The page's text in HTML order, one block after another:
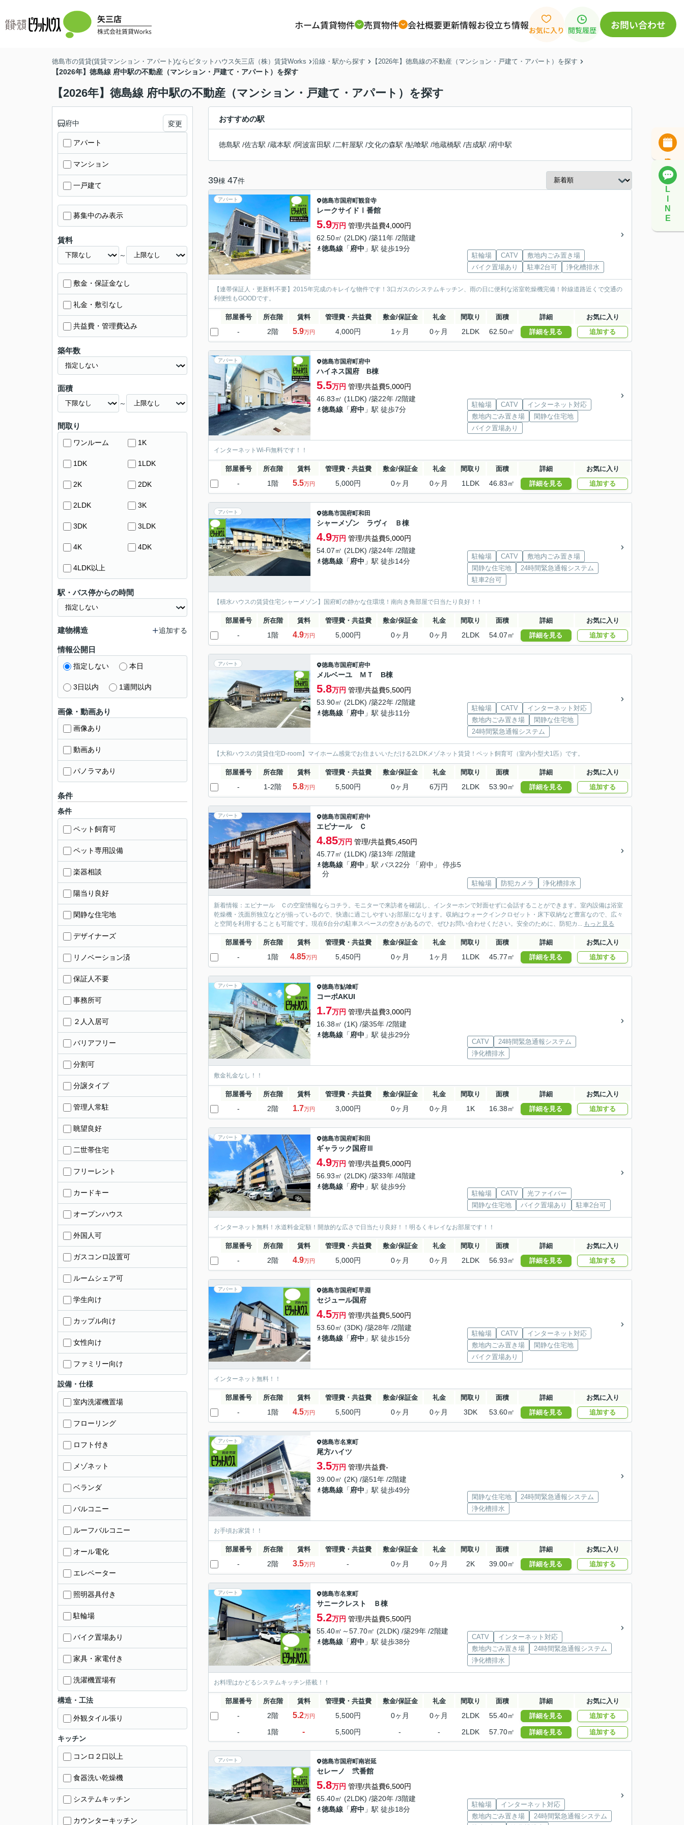
ホーム賃貸物件 売買物件 会社概要更新情報お役立ち情報お気に入り 閲覧履歴 お問い合わせ
L
N
E
徳島市の賃貸(賃貸マンション・アパート)ならピタットハウス矢三店（株）賃貸Works 沿線・駅から探す 【2026年】徳島線の不動産（マンション・戸建て・アパート）を探す
【2026年】徳島線 府中駅の不動産（マンション・戸建て・アパート）を探す
【2026年】徳島線 府中駅の不動産（マンション・戸建て・アパート）を探す
おすすめの駅
徳島駅 /佐古駅 /蔵本駅 /阿波富田駅 /二軒屋駅 /文化の森駅 /鮎喰駅 /地蔵橋駅 /吉成駅 /府中駅
39棟 47件
アパート 徳島市国府町観音寺
レークサイドⅠ番館
5.9万円 管理/共益費4,000円
62.50㎡ (2LDK) /築11年 /2階建
徳島線 「府中 」駅 徒歩19分
駐輪場 CATV
敷地内ごみ置き場
バイク置場あり
駐車2台可 浄化槽排水
【連帯保証人・更新料不要】2015年完成のキレイな物件です！3口ガスのシステムキッチン、雨の日に便利な浴室乾燥機完備！幹線道路近くで交通の
利便性もGOODです。
部屋番号 所在階 賃料 管理費・共益費 敷金/保証金 礼金 間取り 面積 詳細 お気に入り
- 2階 5.9万円 4,000円 1ヶ月 0ヶ月 2LDK 62.50㎡ 詳細を見る 追加する
アパート 徳島市国府町府中
ハイネス国府 B棟
5.5万円 管理/共益費5,000円
46.83㎡ (1LDK) /築22年 /2階建
徳島線 「府中 」駅 徒歩7分
駐輪場 CATV
インターネット対応
敷地内ごみ置き場
閑静な住宅地
バイク置場あり
インターネットWi-Fi無料です！！
部屋番号 所在階 賃料 管理費・共益費 敷金/保証金 礼金 間取り 面積 詳細 お気に入り
- 1階 5.5万円 5,000円 0ヶ月 0ヶ月 1LDK 46.83㎡ 詳細を見る 追加する
アパート 徳島市国府町和田
シャーメゾン ラヴィ Ｂ棟
4.9万円 管理/共益費5,000円
54.07㎡ (2LDK) /築24年 /2階建
徳島線 「府中 」駅 徒歩14分
駐輪場 CATV
敷地内ごみ置き場
閑静な住宅地
24時間緊急通報システム
駐車2台可
【積水ハウスの賃貸住宅シャーメゾン】国府町の静かな住環境！南向き角部屋で日当たり良好！！
部屋番号 所在階 賃料 管理費・共益費 敷金/保証金 礼金 間取り 面積 詳細 お気に入り
- 1階 4.9万円 5,000円 0ヶ月 0ヶ月 2LDK 54.07㎡ 詳細を見る 追加する
アパート 徳島市国府町府中
メルベーユ ＭＴ B棟
5.8万円 管理/共益費5,500円
53.90㎡ (2LDK) /築22年 /2階建
徳島線 「府中 」駅 徒歩11分
駐輪場 CATV
インターネット対応
敷地内ごみ置き場
閑静な住宅地
24時間緊急通報システム
【大和ハウスの賃貸住宅D-room】マイホーム感覚でお住まいいただける2LDKメゾネット賃貸！ペット飼育可（室内小型犬1匹）です。
部屋番号 所在階 賃料 管理費・共益費 敷金/保証金 礼金 間取り 面積 詳細 お気に入り
- 1-2階 5.8万円 5,500円 0ヶ月 6万円 2LDK 53.90㎡ 詳細を見る 追加する
アパート 徳島市国府町府中
エピナール Ｃ
4.85万円 管理/共益費5,450円
45.77㎡ (1LDK) /築13年 /2階建
徳島線 「府中 」駅 バス22分 「府中」 停歩5
分
駐輪場 防犯カメラ 浄化槽排水
新着情報：エピナール Ｃの空室情報ならコチラ。モニターで来訪者を確認し、インターホンで対面せずに会話することができます。室内設備は浴室
乾燥機・洗面所独立などが揃っているので、快適に過ごしやすいお部屋になります。収納はウォークインクロゼット・床下収納など豊富なので、広々
と空間を利用することも可能です。現在6台分の駐車スペースの空きがあるので、ぜひお問い合わせください。安全のために、防犯カ... もっと見る
部屋番号 所在階 賃料 管理費・共益費 敷金/保証金 礼金 間取り 面積 詳細 お気に入り
- 1階 4.85万円 5,450円 0ヶ月 1ヶ月 1LDK 45.77㎡ 詳細を見る 追加する
アパート 徳島市鮎喰町
コーポAKUI
1.7万円 管理/共益費3,000円
16.38㎡ (1K) /築35年 /2階建
徳島線 「府中 」駅 徒歩29分
CATV
24時間緊急通報システム
浄化槽排水
敷金礼金なし！！
部屋番号 所在階 賃料 管理費・共益費 敷金/保証金 礼金 間取り 面積 詳細 お気に入り
- 2階 1.7万円 3,000円 0ヶ月 0ヶ月 1K 16.38㎡ 詳細を見る 追加する
アパート 徳島市国府町和田
ギャラック国府Ⅲ
4.9万円 管理/共益費5,000円
56.93㎡ (2LDK) /築33年 /4階建
徳島線 「府中 」駅 徒歩9分
駐輪場 CATV
光ファイバー
閑静な住宅地
バイク置場あり 駐車2台可
インターネット無料！水道料金定額！開放的な広さで日当たり良好！！明るくキレイなお部屋です！！
部屋番号 所在階 賃料 管理費・共益費 敷金/保証金 礼金 間取り 面積 詳細 お気に入り
- 2階 4.9万円 5,000円 0ヶ月 0ヶ月 2LDK 56.93㎡ 詳細を見る 追加する
アパート 徳島市国府町早淵
セジュール国府
4.5万円 管理/共益費5,500円
53.60㎡ (3DK) /築28年 /2階建
徳島線 「府中 」駅 徒歩15分
駐輪場 CATV
インターネット対応
敷地内ごみ置き場
閑静な住宅地
バイク置場あり
インターネット無料！！
部屋番号 所在階 賃料 管理費・共益費 敷金/保証金 礼金 間取り 面積 詳細 お気に入り
- 1階 4.5万円 5,500円 0ヶ月 0ヶ月 3DK 53.60㎡ 詳細を見る 追加する
アパート 徳島市名東町
尾方ハイツ
3.5万円 管理/共益費-
39.00㎡ (2K) /築51年 /2階建
徳島線 「府中 」駅 徒歩49分
閑静な住宅地
24時間緊急通報システム
浄化槽排水
お手頃お家賃！！
部屋番号 所在階 賃料 管理費・共益費 敷金/保証金 礼金 間取り 面積 詳細 お気に入り
- 2階 3.5万円 - 0ヶ月 0ヶ月 2K 39.00㎡ 詳細を見る 追加する
アパート 徳島市名東町
サニークレスト Ｂ棟
5.2万円 管理/共益費5,500円
55.40㎡～57.70㎡ (2LDK) /築29年 /2階建
徳島線 「府中 」駅 徒歩38分
CATV
インターネット対応
敷地内ごみ置き場
24時間緊急通報システム
浄化槽排水
お料理はかどるシステムキッチン搭載！！
部屋番号 所在階 賃料 管理費・共益費 敷金/保証金 礼金 間取り 面積 詳細 お気に入り
- 2階 5.2万円 5,500円 0ヶ月 0ヶ月 2LDK 55.40㎡ 詳細を見る 追加する
- 1階 - 5,500円 - - 2LDK 57.70㎡ 詳細を見る 追加する
アパート 徳島市国府町南岩延
セレーノ 弐番館
5.8万円 管理/共益費6,500円
65.40㎡ (2LDK) /築20年 /3階建
徳島線 「府中 」駅 徒歩18分
駐輪場
インターネット対応
敷地内ごみ置き場
24時間緊急通報システム
府中 変更
アパート
マンション
一戸建て
募集中のみ表示
賃料
～
敷金・保証金なし
礼金・敷引なし
共益費・管理費込み
築年数
面積
～
間取り
ワンルーム 1K
1DK 1LDK
2K 2DK
2LDK 3K
3DK 3LDK
4K 4DK
4LDK以上
駅・バス停からの時間
建物構造 追加する
情報公開日
指定しない 本日
3日以内 1週間以内
画像・動画あり
画像あり
動画あり
パノラマあり
条件
条件
ペット飼育可
ペット専用設備
楽器相談
陽当り良好
閑静な住宅地
デザイナーズ
リノベーション済
保証人不要
事務所可
２人入居可
バリアフリー
分割可
分譲タイプ
管理人常駐
眺望良好
二世帯住宅
フリーレント
カードキー
オープンハウス
外国人可
ガスコンロ設置可
ルームシェア可
学生向け
カップル向け
女性向け
ファミリー向け
設備・仕様
室内洗濯機置場
フローリング
ロフト付き
メゾネット
ベランダ
バルコニー
ルーフバルコニー
オール電化
エレベーター
照明器具付き
駐輪場
バイク置場あり
家具・家電付き
洗濯機置場有
構造・工法
外観タイル張り
キッチン
コンロ２口以上
食器洗い乾燥機
システムキッチン
カウンターキッチン